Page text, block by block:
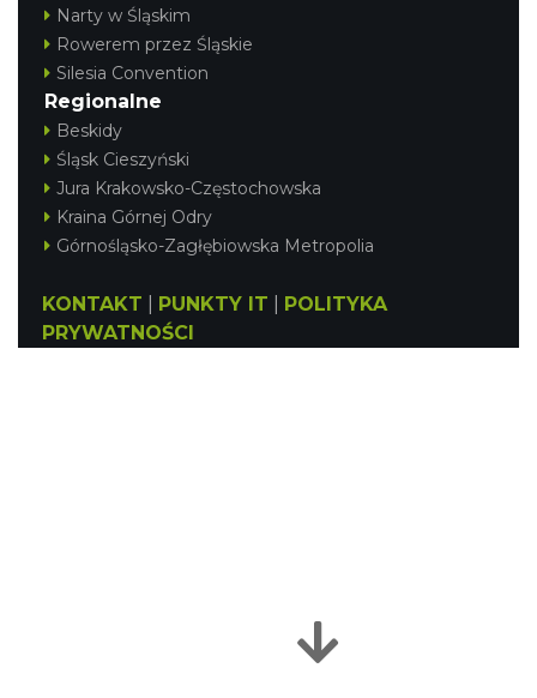
Narty w Śląskim
Rowerem przez Śląskie
Silesia Convention
Regionalne
Beskidy
Śląsk Cieszyński
Jura Krakowsko-Częstochowska
Kraina Górnej Odry
Górnośląsko-Zagłębiowska Metropolia
KONTAKT PUNKTY IT
POLITYKA
PRYWATNOŚCI